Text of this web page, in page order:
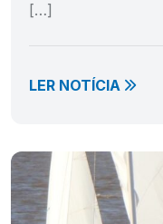
[…]
LER NOTÍCIA